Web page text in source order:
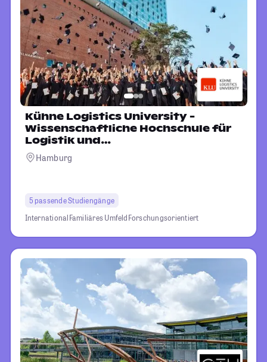
Kühne Logistics University -
Wissenschaftliche Hochschule für
Logistik und
Unternehmensführung
Hamburg
5 passende Studiengänge
InternationalFamiliäres UmfeldForschungsorientiert